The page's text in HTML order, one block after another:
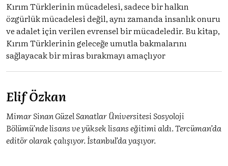
Kırım Türklerinin mücadelesi, sadece bir halkın
özgürlük mücadelesi değil, aynı zamanda insanlık onuru
ve adalet için verilen evrensel bir mücadeledir. Bu kitap,
Kırım Türklerinin geleceğe umutla bakmalarını
sağlayacak bir miras bırakmayı amaçlıyor
Elif Özkan
Mimar Sinan Güzel Sanatlar Üniversitesi Sosyoloji
Bölümü’nde lisans ve yüksek lisans eğitimi aldı. Tercüman’da
editör olarak çalışıyor. İstanbul’da yaşıyor.